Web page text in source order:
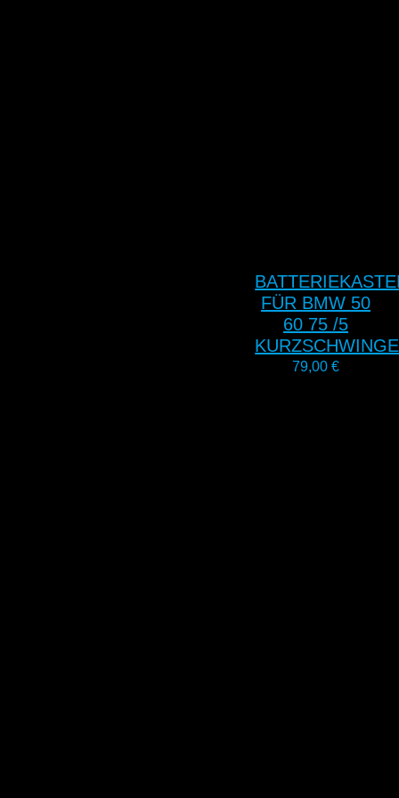
FÜR BMW 50
60 75 /5
KURZSCHWINGE
79,00€